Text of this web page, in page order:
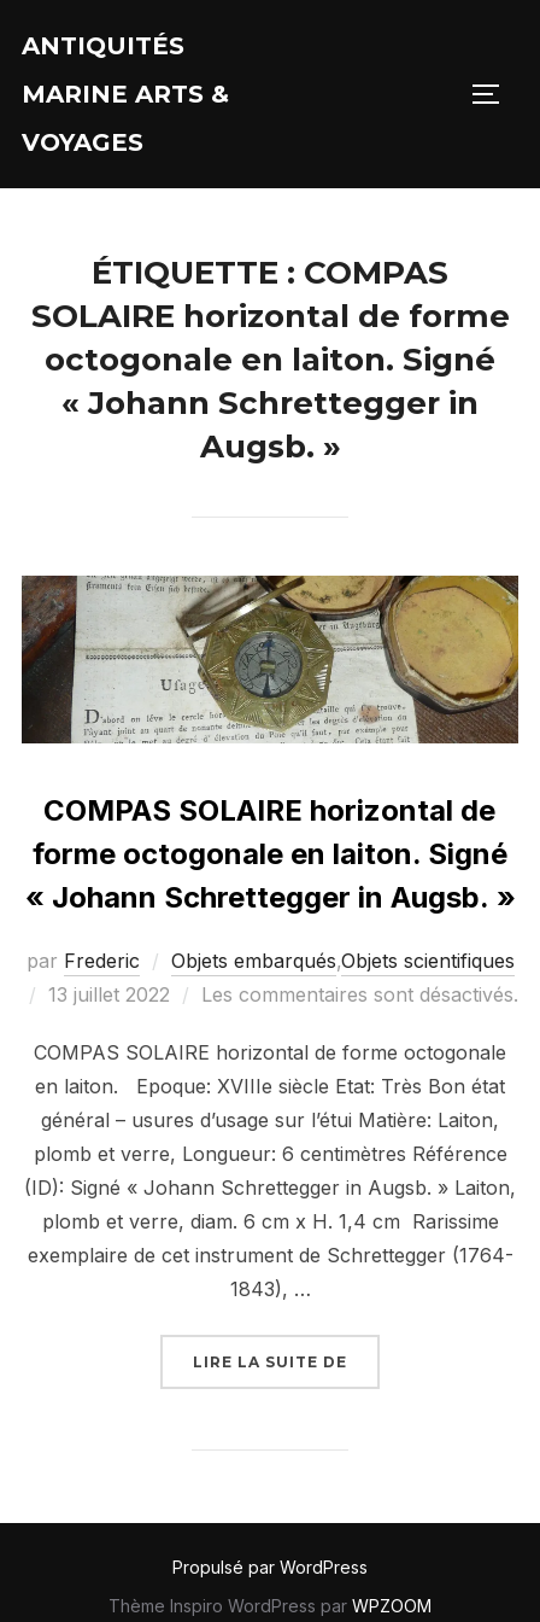
contenu
ANTIQUITÉS
MARINE ARTS &
VOYAGES
ÉTIQUETTE : COMPAS
SOLAIRE horizontal de forme
octogonale en laiton. Signé
« Johann Schrettegger in
Augsb. »
COMPAS SOLAIRE horizontal de
forme octogonale en laiton. Signé
« Johann Schrettegger in Augsb. »
par Frederic Objets embarqués,Objets scientifiques
Publié
13 juillet 2022 Les commentaires sont désactivés.
COMPAS SOLAIRE horizontal de forme octogonale
en laiton. Epoque: XVIIIe siècle Etat: Très Bon état
général – usures d’usage sur l’étui Matière: Laiton,
plomb et verre, Longueur: 6 centimètres Référence
(ID): Signé « Johann Schrettegger in Augsb. » Laiton,
plomb et verre, diam. 6 cm x H. 1,4 cm Rarissime
exemplaire de cet instrument de Schrettegger (1764-
1843), …
LIRE LA SUITE DE
Propulsé par WordPress
Thème Inspiro WordPress par WPZOOM